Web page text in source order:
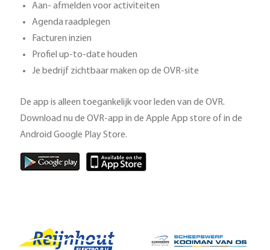
Aan- afmelden voor activiteiten
Agenda raadplegen
Facturen inzien
Profiel up-to-date houden
Je bedrijf zichtbaar maken op de OVR-site
De app is alleen toegankelijk voor leden van de OVR.
Download nu de OVR-app in de Apple App store of in de
Android Google Play Store.